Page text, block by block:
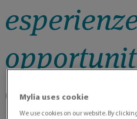
confronto
Mylia uses cookie
We use cookies on our website. By